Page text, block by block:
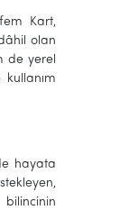
Kart,
olan
de yerel
kullanım
hayata